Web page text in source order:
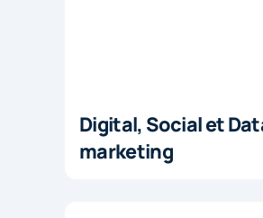
Digital, Social et
marketing